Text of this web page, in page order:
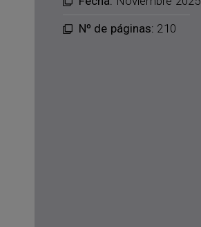
Nº de páginas: 210